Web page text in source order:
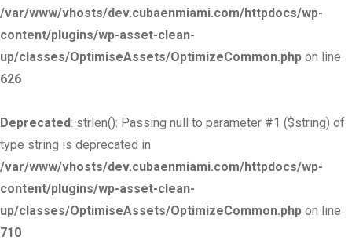
/var/www/vhosts/dev.cubaenmiami.com/httpdocs/wp-
content/plugins/wp-asset-clean-
up/classes/OptimiseAssets/OptimizeCommon.php on line
626
Deprecated: strlen(): Passing null to parameter #1 ($string) of
type string is deprecated in
/var/www/vhosts/dev.cubaenmiami.com/httpdocs/wp-
content/plugins/wp-asset-clean-
up/classes/OptimiseAssets/OptimizeCommon.php on line
710